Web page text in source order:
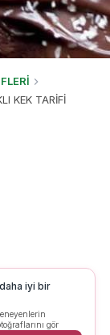
KEK TARİFİ
iyi bir
gör